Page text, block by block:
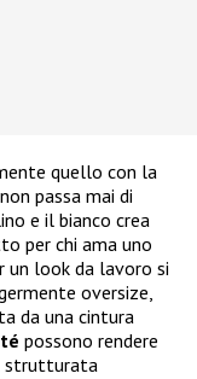
quello con la
passa mai di
e il bianco crea
per chi ama uno
un look da lavoro si
oversize,
da una cintura
possono rendere
strutturata